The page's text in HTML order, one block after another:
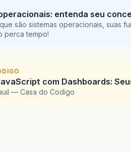
entenda seu
são sistemas operacionais, suas
perca tempo!
com Dashboards:
— Casa do Codigo